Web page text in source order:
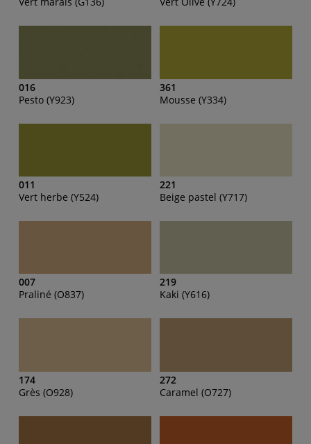
016
Pesto (Y923)
361
Mousse (Y334)
011
Vert herbe (Y524)
221
Beige pastel (Y717)
007
Praliné (O837)
219
Kaki (Y616)
174
Grès (O928)
272
Caramel (O727)